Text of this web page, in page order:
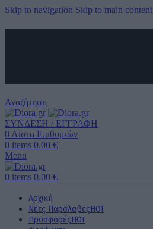
Skip to navigation Skip to main content
Αναζήτηση
ΣΥΝΔΕΣΗ / ΕΓΓΡΑΦΗ
0 Λίστα Επιθυμιών
0 items 0.00 €
Menu
0 items 0.00 €
Αρχική
Νέες ΠαραλαβέςHOT
ΠροσφορέςHOT